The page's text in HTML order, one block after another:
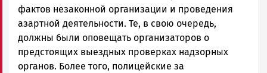
фактов незаконной организации и проведения
азартной деятельности. Те, в свою очередь,
должны были оповещать организаторов о
предстоящих выездных проверках надзорных
органов. Более того, полицейские за